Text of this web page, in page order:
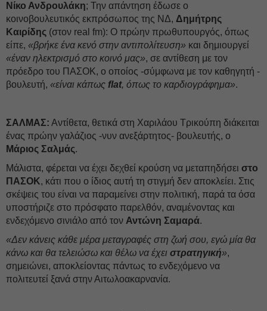
Νίκο Ανδρουλάκη; Την απάντηση έδωσε ο
κοινοβουλευτικός εκπρόσωπος της ΝΔ, Δημήτρης
Καιρίδης (στον real fm): Ο πρώην πρωθυπουργός, όπως
είπε, «βρήκε ένα κενό στην αντιπολίτευση» και δημιουργεί
«έναν ηλεκτρισμό στο κοινό μας», σε αντίθεση με τον
πρόεδρο του ΠΑΣΟΚ, ο οποίος -σύμφωνα με τον καθηγητή -
βουλευτή, «είναι κάπως flat, όπως το καρδιογράφημα».
ΣΑΛΜΑΣ: Αντίθετα, θετικά στη Χαριλάου Τρικούπη διάκειται
ένας πρώην γαλάζιος -νυν ανεξάρτητος- βουλευτής, ο
Μάριος Σαλμάς.
Μάλιστα, φέρεται να έχει δεχθεί κρούση να μεταπηδήσει στο
ΠΑΣΟΚ, κάτι που ο ίδιος αυτή τη στιγμή δεν αποκλείει. Στις
σκέψεις του είναι να παραμείνει στην πολιτική, παρά τα όσα
υποστήριζε στο πρόσφατο παρελθόν, αναμένοντας και
ενδεχόμενο σινιάλο από τον Αντώνη Σαμαρά.
«Δεν κάνεις κάθε μέρα μεταγραφές στη ζωή σου, εγώ μία θα
κάνω και θα τελειώσω και θέλω να έχει στρατηγική»,
σημειώνει, αποκλείοντας πάντως το ενδεχόμενο να
πολιτευτεί ξανά στην Αιτωλοακαρνανία.